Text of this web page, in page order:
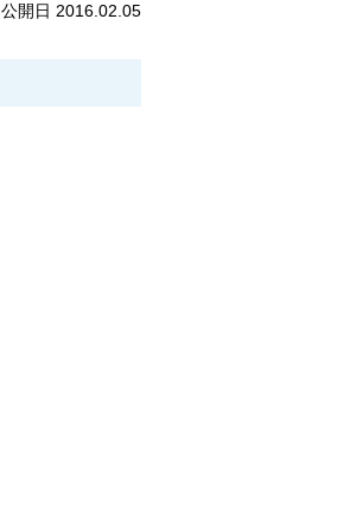
公開日 2016.02.05